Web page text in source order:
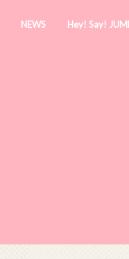
NEWS Hey! Say!